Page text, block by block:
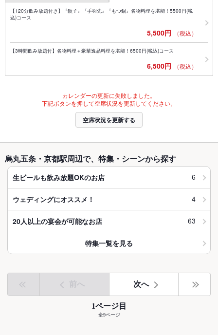
【120分飲み放題付き】『餃子』『手羽先』『もつ鍋』名物料理を堪能！5500円(税
込)コース
5,500円 （税込）
【3時間飲み放題付】名物料理＋豪華逸品料理を堪能！6500円(税込)コース
6,500円 （税込）
カレンダーの更新に失敗しました。
下記ボタンを押して空席状況を更新してください。
空席状況を更新する
烏丸五条・京都駅周辺で、特集・シーンから探す
生ビールも飲み放題OKのお店 6
ウェディングにオススメ！ 4
20人以上の宴会が可能なお店 63
特集一覧を見る
前へ 次へ
1ページ目
全9ページ